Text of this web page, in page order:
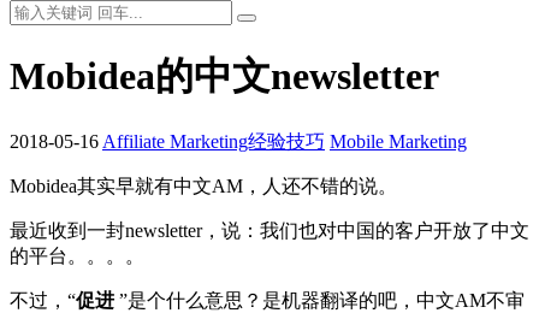
Mobidea的中文newsletter
2018-05-16 Affiliate Marketing经验技巧 Mobile Marketing
Mobidea其实早就有中文AM，人还不错的说。
最近收到一封newsletter，说：我们也对中国的客户开放了中文
的平台。。。。
不过，“促进 ”是个什么意思？是机器翻译的吧，中文AM不审